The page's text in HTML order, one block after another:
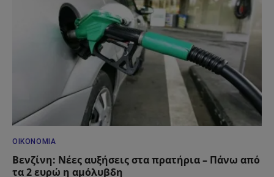
ΟΙΚΟΝΟΜΊΑ
Βενζίνη: Νέες αυξήσεις στα πρατήρια – Πάνω από
τα 2 ευρώ η αμόλυβδη